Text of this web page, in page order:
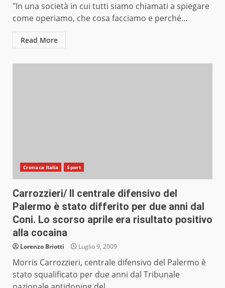
"In una società in cui tutti siamo chiamati a spiegare
come operiamo, che cosa facciamo e perché...
Read More
Cronaca Italia Sport
Carrozzieri/ Il centrale difensivo del
Palermo è stato differito per due anni dal
Coni. Lo scorso aprile era risultato positivo
alla cocaina
Lorenzo Briotti Luglio 9, 2009
Morris Carrozzieri, centrale difensivo del Palermo è
stato squalificato per due anni dal Tribunale